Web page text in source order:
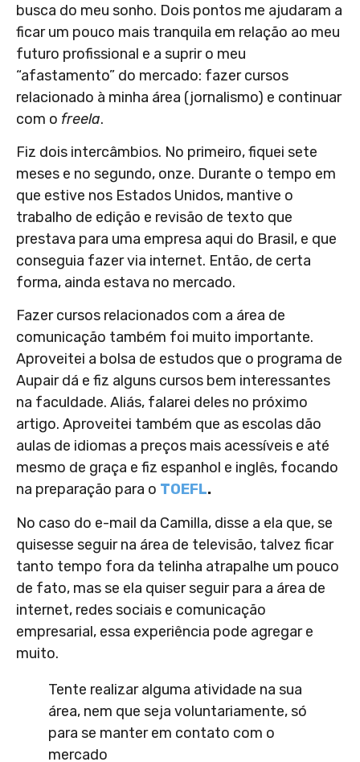
busca do meu sonho. Dois pontos me ajudaram a
ficar um pouco mais tranquila em relação ao meu
futuro profissional e a suprir o meu
“afastamento” do mercado: fazer cursos
relacionado à minha área (jornalismo) e continuar
com o freela.
Fiz dois intercâmbios. No primeiro, fiquei sete
meses e no segundo, onze. Durante o tempo em
que estive nos Estados Unidos, mantive o
trabalho de edição e revisão de texto que
prestava para uma empresa aqui do Brasil, e que
conseguia fazer via internet. Então, de certa
forma, ainda estava no mercado.
Fazer cursos relacionados com a área de
comunicação também foi muito importante.
Aproveitei a bolsa de estudos que o programa de
Aupair dá e fiz alguns cursos bem interessantes
na faculdade. Aliás, falarei deles no próximo
artigo. Aproveitei também que as escolas dão
aulas de idiomas a preços mais acessíveis e até
mesmo de graça e fiz espanhol e inglês, focando
na preparação para o TOEFL.
No caso do e-mail da Camilla, disse a ela que, se
quisesse seguir na área de televisão, talvez ficar
tanto tempo fora da telinha atrapalhe um pouco
de fato, mas se ela quiser seguir para a área de
internet, redes sociais e comunicação
empresarial, essa experiência pode agregar e
muito.
Tente realizar alguma atividade na sua
área, nem que seja voluntariamente, só
para se manter em contato com o
mercado